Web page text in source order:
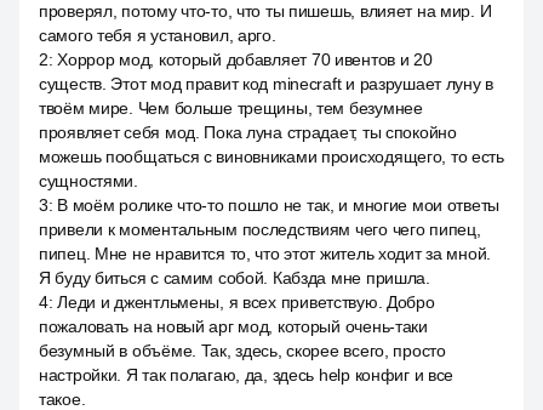
проверял, потому что-то, что ты пишешь, влияет на мир. И
самого тебя я установил, арго.
2:Хоррор мод, который добавляет 70 ивентов и 20
существ. Этот мод правит код minecraft и разрушает луну в
твоём мире. Чем больше трещины, тем безумнее
проявляет себя мод. Пока луна страдает, ты спокойно
можешь пообщаться с виновниками происходящего, то есть
сущностями.
3: В моём ролике что-то пошло не так, и многие мои ответы
привели к моментальным последствиям чего чего пипец,
пипец. Мне не нравится то, что этот житель ходит за мной.
Я буду биться с самим собой. Кабзда мне пришла.
4:Леди и джентльмены, я всех приветствую. Добро
пожаловать на новый арг мод, который очень-таки
безумный в объёме. Так, здесь, скорее всего, просто
настройки. Я так полагаю, да, здесь help конфиг и все
такое.